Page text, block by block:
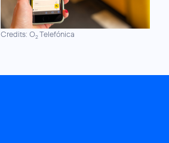
Credits: O2Telefónica